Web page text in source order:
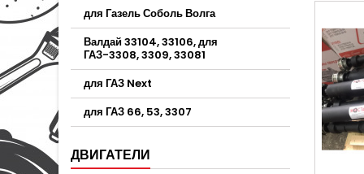
для Газель Соболь Волга
Валдай 33104, 33106, для
ГАЗ-3308, 3309, 33081
для ГАЗ Next
для ГАЗ 66, 53, 3307
ДВИГАТЕЛИ